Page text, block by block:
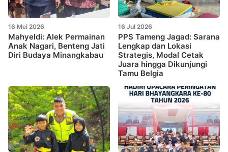
16 Mei 2026
Mahyeldi: Alek Permainan
Anak Nagari, Benteng Jati
Diri Budaya Minangkabau
16 Jul 2026
PPS Tameng Jagad: Sarana
Lengkap dan Lokasi
Strategis, Modal Cetak
Juara hingga Dikunjungi
Tamu Belgia